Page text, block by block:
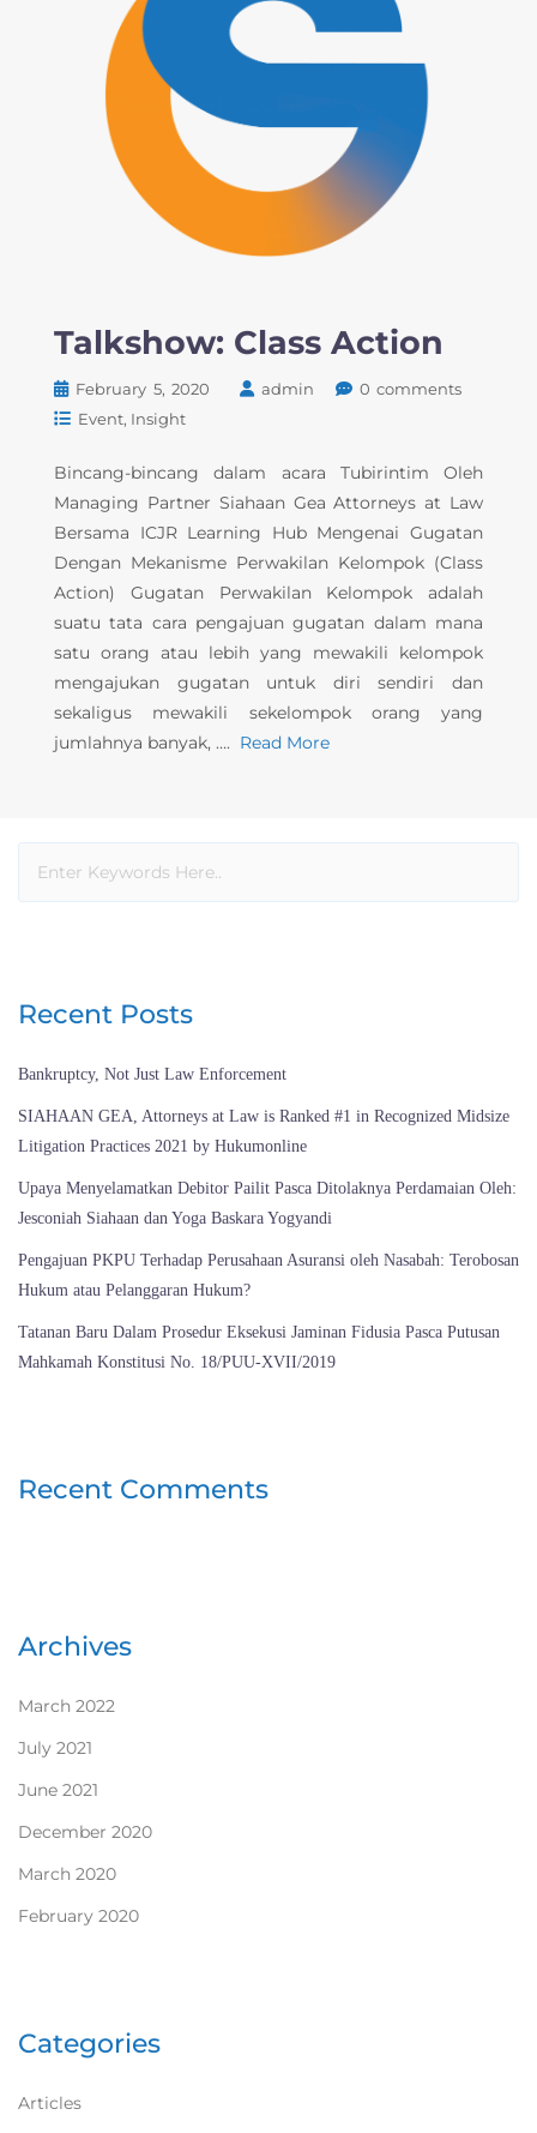
Talkshow: Class Action
February 5, 2020 admin
0 comments
Event Insight
Bincang-bincang dalam acara Tubirintim Oleh
Managing Partner Siahaan Gea Attorneys at Law
Bersama ICJR Learning Hub Mengenai Gugatan
Dengan Mekanisme Perwakilan Kelompok (Class
Action) Gugatan Perwakilan Kelompok adalah
suatu tata cara pengajuan gugatan dalam mana
satu orang atau lebih yang mewakili kelompok
mengajukan gugatan untuk diri sendiri dan
sekaligus mewakili sekelompok orang yang
jumlahnya banyak, …. Read More
Recent Posts
Bankruptcy, Not Just Law Enforcement
SIAHAAN GEA, Attorneys at Law is Ranked #1 in Recognized Midsize
Litigation Practices 2021 by Hukumonline
Upaya Menyelamatkan Debitor Pailit Pasca Ditolaknya Perdamaian Oleh:
Jesconiah Siahaan dan Yoga Baskara Yogyandi
Pengajuan PKPU Terhadap Perusahaan Asuransi oleh Nasabah: Terobosan
Hukum atau Pelanggaran Hukum?
Tatanan Baru Dalam Prosedur Eksekusi Jaminan Fidusia Pasca Putusan
Mahkamah Konstitusi No. 18/PUU-XVII/2019
Recent Comments
Archives
March 2022
July 2021
June 2021
December 2020
March 2020
February 2020
Categories
Articles